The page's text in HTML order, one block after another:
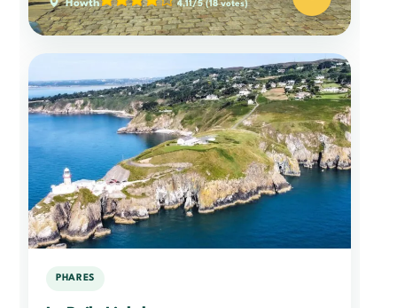
Howth 4,11/5(18 votes)
PHARES